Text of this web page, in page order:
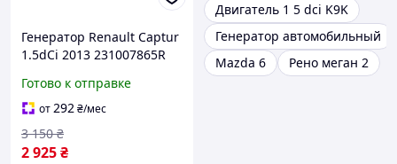
Генератор Renault Captur
1.5dCi 2013 231007865R
Готово к отправке
от292₴/мес
2 925₴
3 150 ₴
Двигатель 1 5 dci K9K
Генератор автомобильный
Mazda 6
Рено меган 2